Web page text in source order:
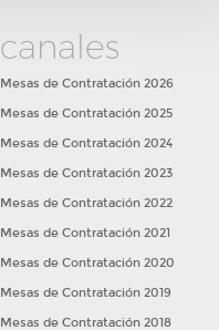
canales
Mesas de Contratación 2026
Mesas de Contratación 2025
Mesas de Contratación 2024
Mesas de Contratación 2023
Mesas de Contratación 2022
Mesas de Contratación 2021
Mesas de Contratación 2020
Mesas de Contratación 2019
Mesas de Contratación 2018